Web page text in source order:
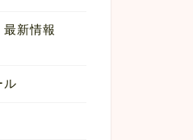
新情報
ル